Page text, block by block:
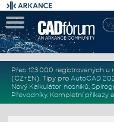
Přes 123.000 registrovaných u
(CZ+EN). Tipy pro AutoCAD
Nový Kalkulátor nosníků,
Převodníky. Kompletní příkazya